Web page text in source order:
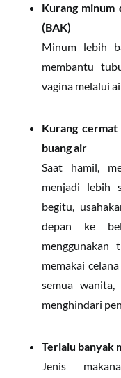
Kurang minum
(BAK)
Minum lebih
membantu
vagina melalui
Kurang
buang air
Saat hamil,
menjadi lebih
begitu,
depan ke
menggunakan
memakai
semua
menghindari
Terlalu banyak
Jenis